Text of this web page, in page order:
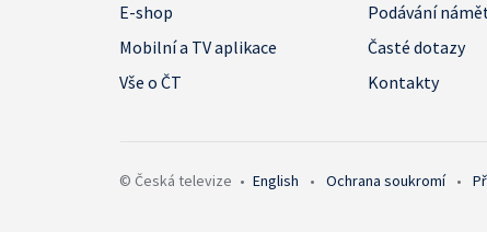
E-shop
Podávání
Mobilní a TV aplikace
Časté dotazy
Vše o ČT
Kontakty
© Česká televize • English • Ochrana soukromí •